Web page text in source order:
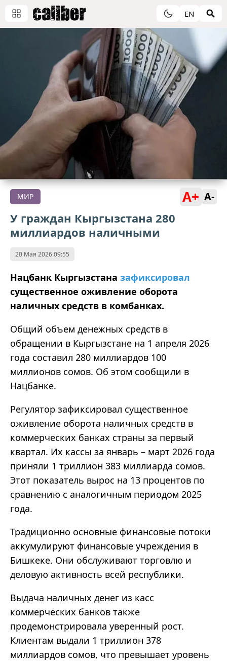
EN
МИР A+ A-
У граждан Кыргызстана 280
миллиардов наличными
20 Мая 2026 09:55
Нацбанк Кыргызстана зафиксировал
существенное оживление оборота
наличных средств в комбанках.
Общий объем денежных средств в
обращении в Кыргызстане на 1 апреля 2026
года составил 280 миллиардов 100
миллионов сомов. Об этом сообщили в
Нацбанке.
Регулятор зафиксировал существенное
оживление оборота наличных средств в
коммерческих банках страны за первый
квартал. Их кассы за январь – март 2026 года
приняли 1 триллион 383 миллиарда сомов.
Этот показатель вырос на 13 процентов по
сравнению с аналогичным периодом 2025
года.
Традиционно основные финансовые потоки
аккумулируют финансовые учреждения в
Бишкеке. Они обслуживают торговлю и
деловую активность всей республики.
Выдача наличных денег из касс
коммерческих банков также
продемонстрировала уверенный рост.
Клиентам выдали 1 триллион 378
миллиардов сомов, что превышает уровень